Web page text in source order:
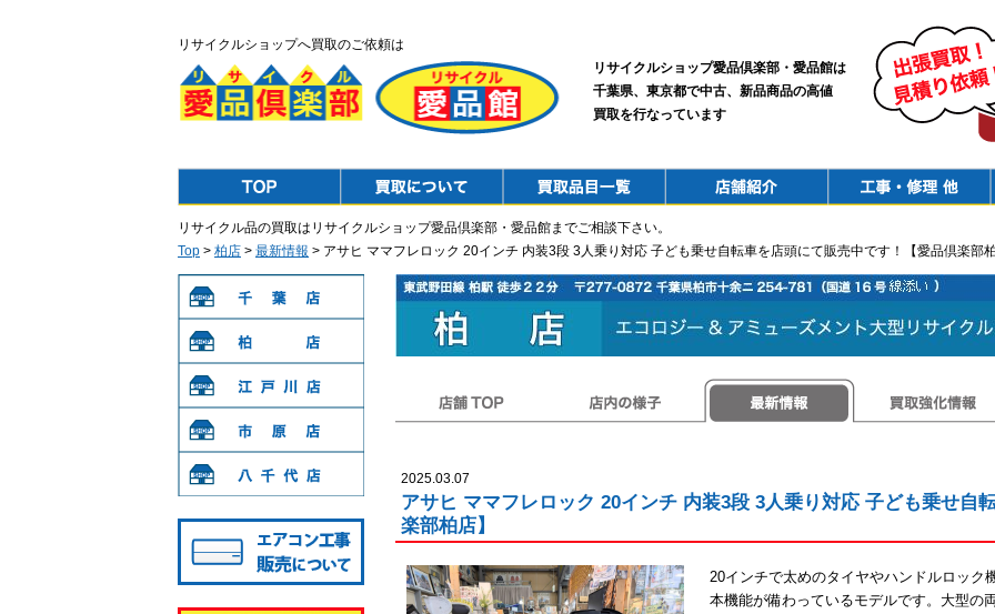
リサイクルショップへ買取のご依頼は
リサイクルショップ愛品倶楽部・愛品館は
千葉県、東京都で中古、新品商品の高値
買取を行なっています
リサイクル品の買取はリサイクルショップ愛品倶楽部・愛品館までご相談下さい。
Top > 柏店 > 最新情報 > アサヒ ママフレロック 20インチ 内装3段 3人乗り対応 子ども乗せ自転車を店頭にて販売中です！【愛品倶楽部柏
2025.03.07
アサヒ ママフレロック 20インチ 内装3段 3人乗り対応 子ども乗せ自
楽部柏店】
20インチで太めのタイヤやハンドルロック
本機能が備わっているモデルです。大型の